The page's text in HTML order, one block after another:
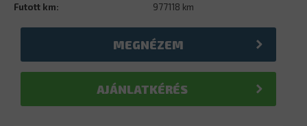
Futott km:
977118 km
MEGNÉZEM
AJÁNLATKÉRÉS